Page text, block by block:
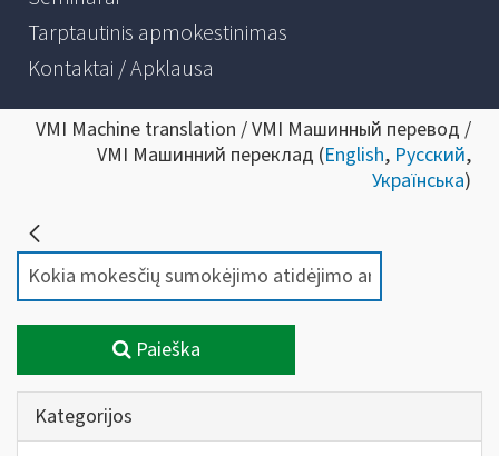
Tarptautinis apmokestinimas
Kontaktai / Apklausa
VMI Machine translation / VMI Машинный перевод /
VMI Машинний переклад (English, Русский,
Українська)
Paieška
Kategorijos